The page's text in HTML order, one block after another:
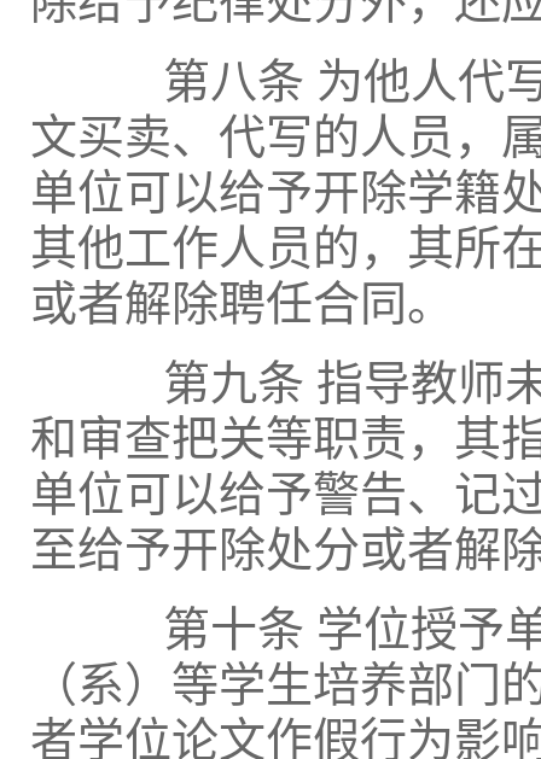
第八条 为他人代写
文买卖、代写的人员，
单位可以给予开除学籍
其他工作人员的，其所
或者解除聘任合同。
第九条 指导教师未
和审查把关等职责，其
单位可以给予警告、记
至给予开除处分或者解
第十条 学位授予单
（系）等学生培养部门
者学位论文作假行为影